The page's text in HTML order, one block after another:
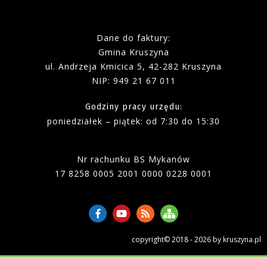
Dane do faktury:
Gmina Kruszyna
ul. Andrzeja Kmicica 5, 42-282 Kruszyna
NIP: 949 21 67 011
Godziny pracy urzędu:
poniedziałek – piątek: od 7:30 do 15:30
Nr rachunku BS Mykanów
17 8258 0005 2001 0000 0228 0001
copyright© 2018 - 2026 by kruszyna.pl